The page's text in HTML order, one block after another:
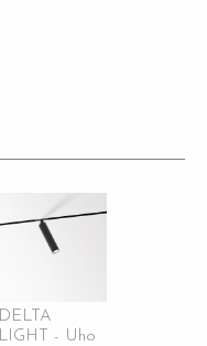
DELTA
LIGHT - Uho